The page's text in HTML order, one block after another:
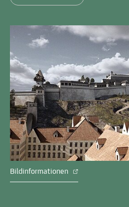
Bildinformationen